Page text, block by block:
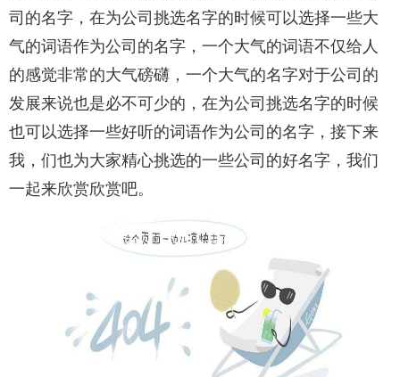
司的名字，在为公司挑选名字的时候可以选择一些大
气的词语作为公司的名字，一个大气的词语不仅给人
的感觉非常的大气磅礴，一个大气的名字对于公司的
发展来说也是必不可少的，在为公司挑选名字的时候
也可以选择一些好听的词语作为公司的名字，接下来
我，们也为大家精心挑选的一些公司的好名字，我们
一起来欣赏欣赏吧。